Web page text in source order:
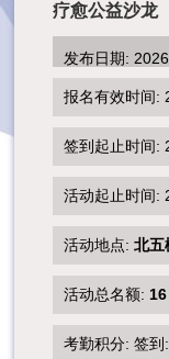
疗愈公益沙龙
发布日期:
报名有效时间:
签到起止时间:
活动起止时间:
活动地点: 北五
活动总名额: 16
考勤积分: 签